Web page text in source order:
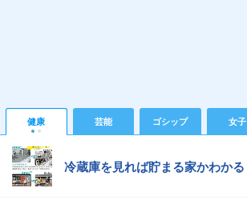
健康 芸能 ゴシップ 女子
冷蔵庫を見れば貯まる家かわかる